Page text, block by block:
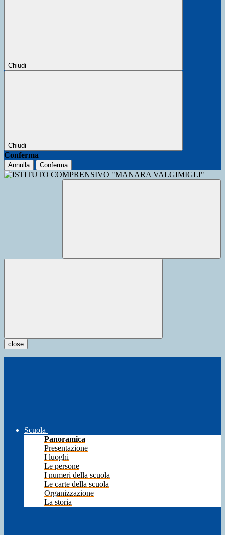
Chiudi
Chiudi
Conferma
Annulla Conferma
close
Scuola
Panoramica
Presentazione
I luoghi
Le persone
I numeri della scuola
Le carte della scuola
Organizzazione
La storia